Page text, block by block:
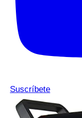
Suscríbete